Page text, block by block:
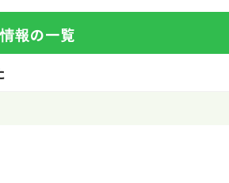
報の一覧